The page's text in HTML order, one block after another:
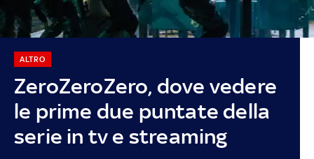
ZeroZeroZero, dove vedere
le prime due puntate della
serie in tv e streaming
ALTRO